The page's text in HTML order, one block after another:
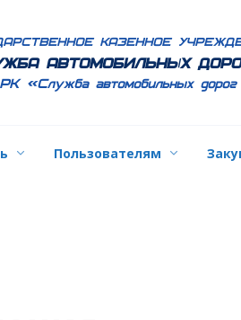
КАЗЕННОЕ
АВТОМОБИЛЬНЫХ
«Служба автомобильных
Пользователям